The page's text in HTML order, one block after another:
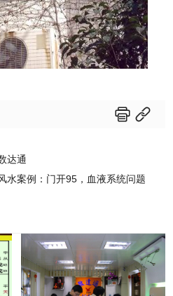
 
达通
水案例：门开95，血液系统问题